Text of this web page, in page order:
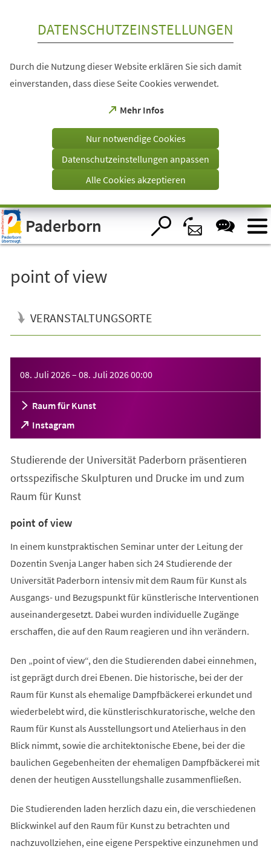
Visuelle
Assistenzsoftware
öffnen.
DATENSCHUTZEINSTELLUNGEN
Durch die Nutzung dieser Website erklären Sie sich damit
einverstanden, dass diese Seite Cookies verwendet.
Mehr Infos
(Öffnet
einem
Tab)
Nur notwendige Cookies
Datenschutzeinstellungen anpassen
Alle Cookies akzeptieren
Paderborn
point of view
VERANSTALTUNGSORTE
08. Juli 2026– 08. Juli 202600:00
Raum für Kunst
Instagram
(Öffnet
in
neuen
Tab)
Studierende der Universität Paderborn präsentieren
ortsspezifische Skulpturen und Drucke im und zum
Raum für Kunst
point of view
In einem kunstpraktischen Seminar unter der Leitung der
Dozentin Svenja Langer haben sich 24 Studierende der
Universität Paderborn intensiv mit dem Raum für Kunst als
Ausgangs- und Bezugspunkt für künstlerische Interventionen
auseinandergesetzt. Dabei wurden individuelle Zugänge
erschaffen, die auf den Raum reagieren und ihn verändern.
Den „point of view“, den die Studierenden dabei einnehmen,
ist geprägt durch drei Ebenen. Die historische, bei der der
Raum für Kunst als ehemalige Dampfbäckerei erkundet und
wiederbelebt wird, die künstlerischkuratorische, welche den
Raum für Kunst als Ausstellungsort und Atelierhaus in den
Blick nimmt, sowie die architektonische Ebene, bei der die
baulichen Gegebenheiten der ehemaligen Dampfbäckerei mit
denen der heutigen Ausstellungshalle zusammenfließen.
Die Studierenden laden herzlich dazu ein, die verschiedenen
Blickwinkel auf den Raum für Kunst zu betrachten und
nachzuvollziehen, eine eigene Perspektive einzunehmen und